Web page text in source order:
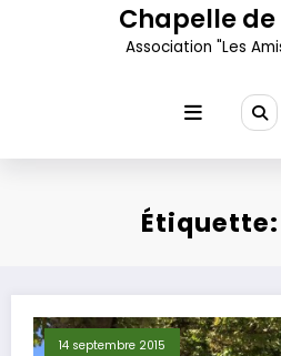
Chapelle
Association "Les
Étiquette:
14 septembre 2015